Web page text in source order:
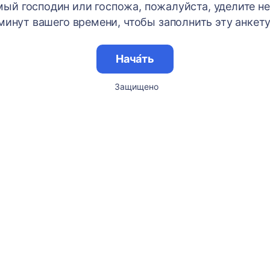
господин или госпожа, пожалуйста, уделите
вашего времени, чтобы заполнить эту
Нача́ть
Защищено